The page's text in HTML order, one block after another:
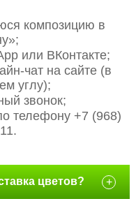
композицию в
или ВКонтакте;
чат на сайте (в
углу);
звонок;
телефону +7 (968)
цветов? +